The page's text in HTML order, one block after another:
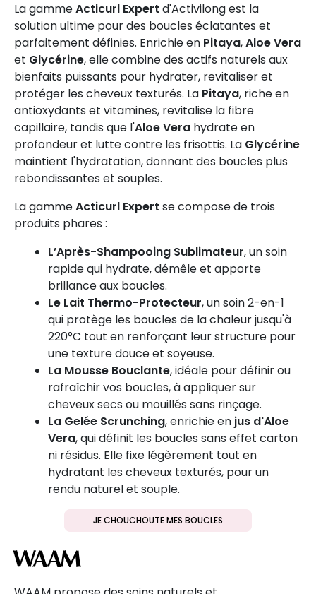
La gammeActicurl Expert d'Activilong est la
solution ultime pour des boucles éclatantes et
parfaitement définies. Enrichie en Pitaya,Aloe Vera
et Glycérine, elle combine des actifs naturels aux
bienfaits puissants pour hydrater, revitaliser et
protéger les cheveux texturés. La Pitaya, riche en
antioxydants et vitamines, revitalise la fibre
capillaire, tandis que l'Aloe Vera hydrate en
profondeur et lutte contre les frisottis. La Glycérine
maintient l'hydratation, donnant des boucles plus
rebondissantes et souples.
La gammeActicurl Expert se compose de trois
produits phares :
L’Après-Shampooing Sublimateur, un soin
rapide qui hydrate, démêle et apporte
brillance aux boucles.
Le Lait Thermo-Protecteur, un soin 2-en-1
qui protège les boucles de la chaleur jusqu'à
220°C tout en renforçant leur structure pour
une texture douce et soyeuse.
La Mousse Bouclante, idéale pour définir ou
rafraîchir vos boucles, à appliquer sur
cheveux secs ou mouillés sans rinçage.
La Gelée Scrunching, enrichie en jus d'Aloe
Vera, qui définit les boucles sans effet carton
ni résidus. Elle fixe légèrement tout en
hydratant les cheveux texturés, pour un
rendu naturel et souple.
JE CHOUCHOUTE MES BOUCLES
WAAM